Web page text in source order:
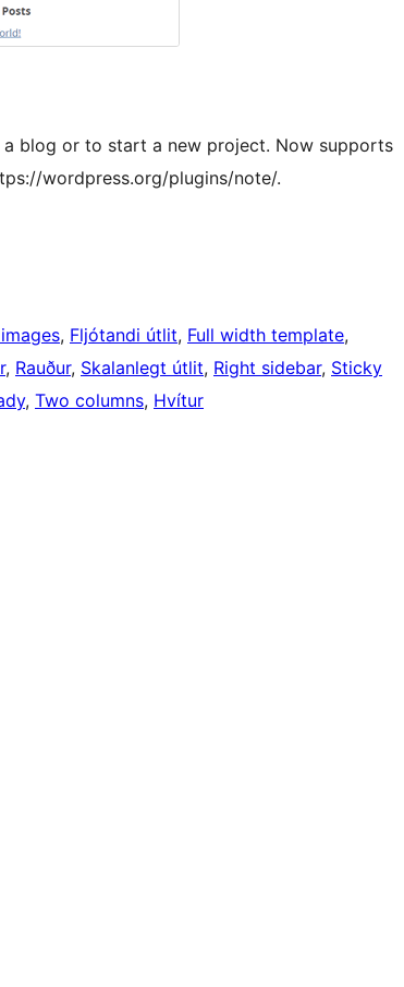
blog or to start a new project. Now supports
wordpress.org/plugins/note/.
, Fljótandi útlit, Full width template
, Rauður, Skalanlegt útlit, Right sidebar, Sticky
, Two columns, Hvítur